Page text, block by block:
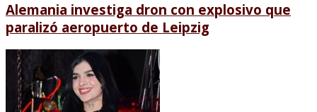
Alemania investiga dron con explosivo que
paralizó aeropuerto de Leipzig